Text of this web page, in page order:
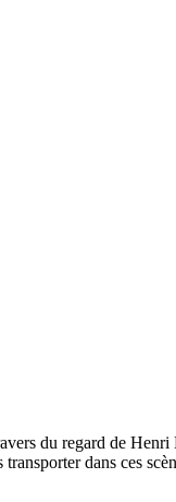
du regard de
dans ces